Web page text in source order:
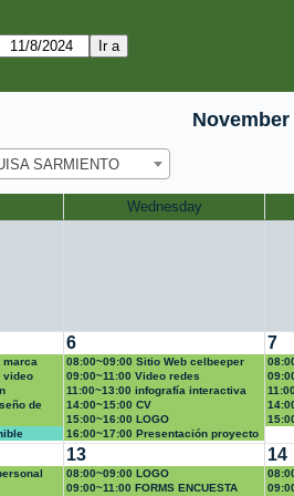
November
SARMIENTO
Wednesday
marca
video
de
6
08:00~09:00 Sitio Web celbeeper
09:00~11:00 Video redes
11:00~13:00 infografía interactiva
14:00~15:00 CV
15:00~16:00 LOGO
16:00~17:00 Presentación proyecto
7
13
08:00~09:00 LOGO
09:00~11:00 FORMS ENCUESTA
14